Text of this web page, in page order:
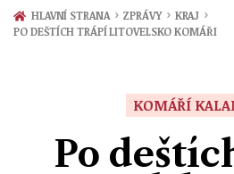
Zprávy
Přerov
Ekonomika
Ženy
Sport
HLAVNÍ STRANA › ZPRÁVY › KRAJ ›
PO DEŠTÍCH TRÁPÍ LITOVELSKO KOMÁŘI
KOMÁŘÍ
Po